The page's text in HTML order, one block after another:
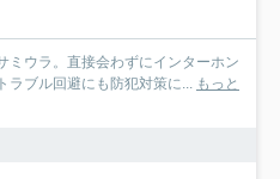
ミウラ。直接会わずにインターホン
ラブル回避にも防犯対策に... もっと